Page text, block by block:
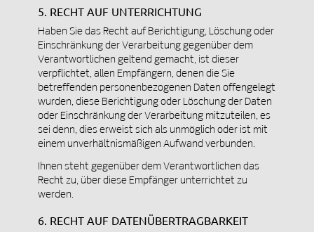
5. RECHT AUF UNTERRICHTUNG
Haben Sie das Recht auf Berichtigung, Löschung oder
Einschränkung der Verarbeitung gegenüber dem
Verantwortlichen geltend gemacht, ist dieser
verpflichtet, allen Empfängern, denen die Sie
betreffenden personenbezogenen Daten offengelegt
wurden, diese Berichtigung oder Löschung der Daten
oder Einschränkung der Verarbeitung mitzuteilen, es
sei denn, dies erweist sich als unmöglich oder ist mit
einem unverhältnismäßigen Aufwand verbunden.
Ihnen steht gegenüber dem Verantwortlichen das
Recht zu, über diese Empfänger unterrichtet zu
werden.
6. RECHT AUF DATENÜBERTRAGBARKEIT